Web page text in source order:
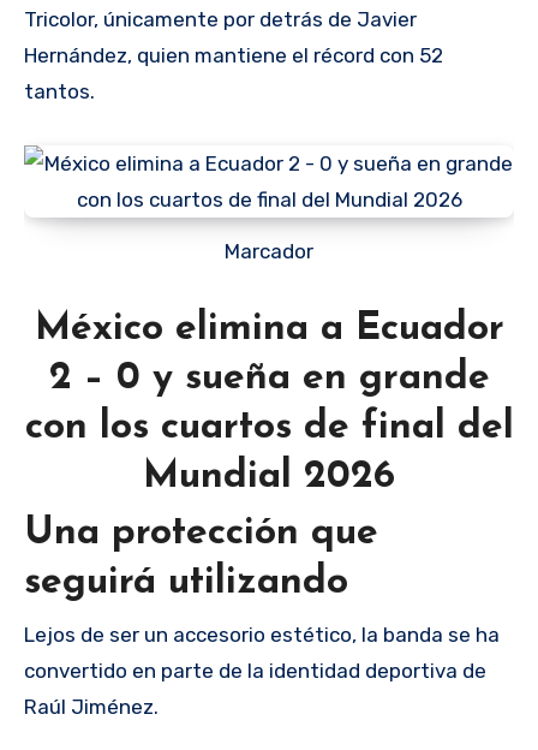
Tricolor, únicamente por detrás de Javier
Hernández, quien mantiene el récord con 52
tantos.
Marcador
México elimina a Ecuador
2 – 0 y sueña en grande
con los cuartos de final del
Mundial 2026
Una protección que
seguirá utilizando
Lejos de ser un accesorio estético, la banda se ha
convertido en parte de la identidad deportiva de
Raúl Jiménez.